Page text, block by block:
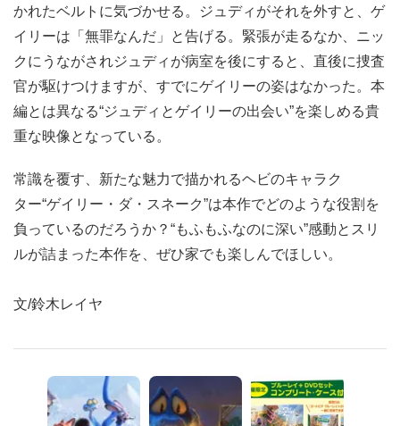
かれたベルトに気づかせる。ジュディがそれを外すと、ゲ
イリーは「無罪なんだ」と告げる。緊張が走るなか、ニッ
クにうながされジュディが病室を後にすると、直後に捜査
官が駆けつけますが、すでにゲイリーの姿はなかった。本
編とは異なる“ジュディとゲイリーの出会い”を楽しめる貴
重な映像となっている。
常識を覆す、新たな魅力で描かれるヘビのキャラク
ター“ゲイリー・ダ・スネーク”は本作でどのような役割を
負っているのだろうか？“もふもふなのに深い”感動とスリ
ルが詰まった本作を、ぜひ家でも楽しんでほしい。
文/鈴木レイヤ